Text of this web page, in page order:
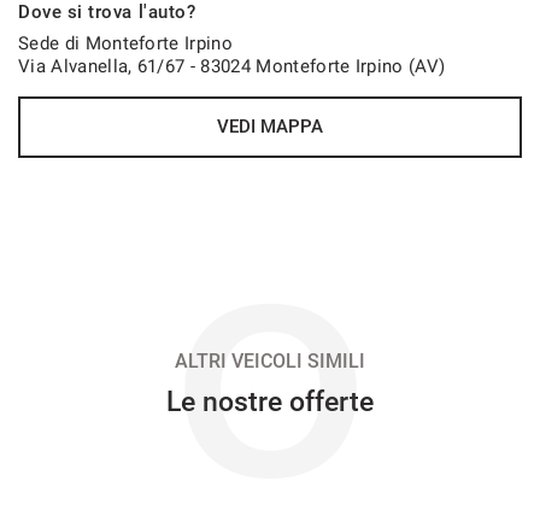
48 Mesi
751€/mese
Dove si trova l'auto?
Sede di Monteforte Irpino
Via Alvanella, 61/67 - 83024 Monteforte Irpino (AV)
VEDI MAPPA
O
ALTRI VEICOLI SIMILI
Le nostre offerte